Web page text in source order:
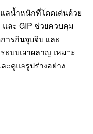
ลน้ำหนักที่โดดเด่นด้วย
และ GIP ช่วยควบคุม
ารกินจุบจิบ และ
บบเผาผลาญ เหมาะ
ะดูแลรูปร่างอย่าง